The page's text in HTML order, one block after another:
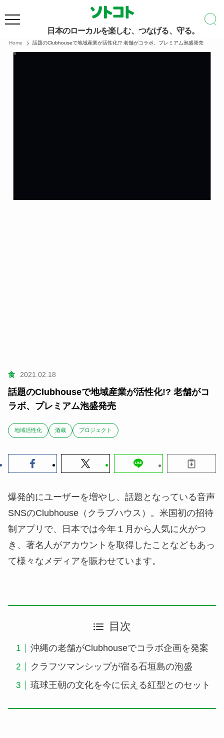
日本のローカルを楽しむ、つなげる、守る。
Home 話題のClubhouseで地域産業が活性化!? 老舗がコラボ、プレミアム泡盛発売
食 2021.02.18
話題のClubhouseで地域産業が活性化!? 老舗がコ
ラボ、プレミアム泡盛発売
地域活性化 酒蔵 プロジェクト
爆発的にユーザーを増やし、話題となっている音声
SNSのClubhouse（クラブハウス）。米国初の招待
制アプリで、日本では今年１月から人気に火がつ
き、著名人がアカウントを取得したことなどもあっ
て様々なメディアを賑わせています。
目次
沖縄の老舗がClubhouseでコラボ企画を発案
クラフツマンシップが宿る石垣島の泡盛
琉球王朝の文化を今に伝える紅型とのセット